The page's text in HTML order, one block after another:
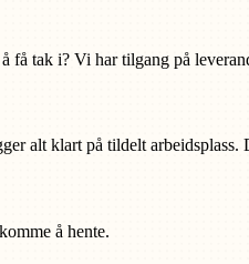
få tak i? Vi har tilgang på
alt klart på tildelt
å hente.